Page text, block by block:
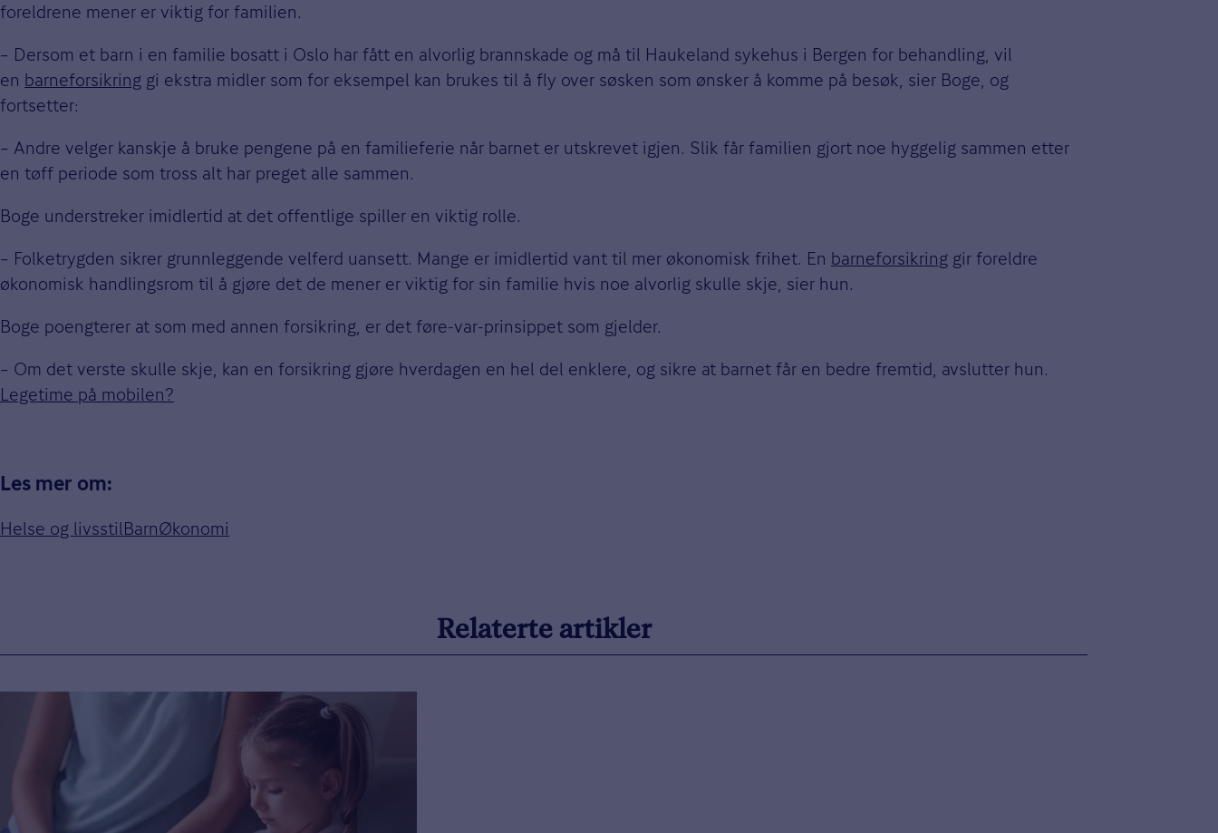
foreldrene mener er viktig for familien.
– Dersom et barn i en familie bosatt i Oslo har fått en alvorlig brannskade og må til Haukeland sykehus i Bergen for behandling, vil
en barneforsikring gi ekstra midler som for eksempel kan brukes til å fly over søsken som ønsker å komme på besøk, sier Boge, og
fortsetter:
– Andre velger kanskje å bruke pengene på en familieferie når barnet er utskrevet igjen. Slik får familien gjort noe hyggelig sammen etter
en tøff periode som tross alt har preget alle sammen.
Boge understreker imidlertid at det offentlige spiller en viktig rolle.
– Folketrygden sikrer grunnleggende velferd uansett. Mange er imidlertid vant til mer økonomisk frihet. En barneforsikring gir foreldre
økonomisk handlingsrom til å gjøre det de mener er viktig for sin familie hvis noe alvorlig skulle skje, sier hun.
Boge poengterer at som med annen forsikring, er det føre-var-prinsippet som gjelder.
– Om det verste skulle skje, kan en forsikring gjøre hverdagen en hel del enklere, og sikre at barnet får en bedre fremtid, avslutter hun.
Legetime på mobilen?
Les mer om:
Helse og livsstilBarnØkonomi
Relaterte artikler